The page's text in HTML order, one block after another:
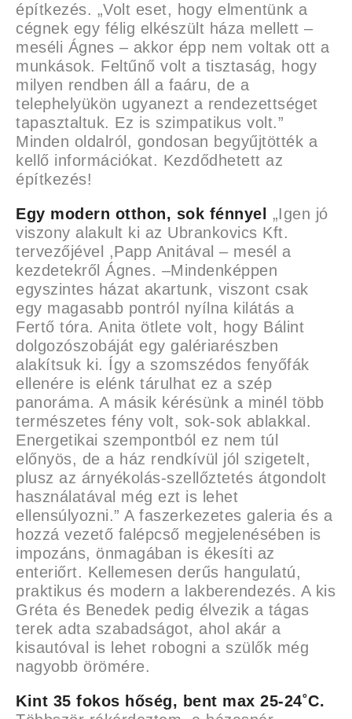
építkezés. „Volt eset, hogy elmentünk a
cégnek egy félig elkészült háza mellett –
meséli Ágnes – akkor épp nem voltak ott a
munkások. Feltűnő volt a tisztaság, hogy
milyen rendben áll a faáru, de a
telephelyükön ugyanezt a rendezettséget
tapasztaltuk. Ez is szimpatikus volt.”
Minden oldalról, gondosan begyűjtötték a
kellő információkat. Kezdődhetett az
építkezés!
Egy modern otthon, sok fénnyel
„Igen jó
viszony alakult ki az Ubrankovics Kft.
tervezőjével ,Papp Anitával – mesél a
kezdetekről Ágnes. –Mindenképpen
egyszintes házat akartunk, viszont csak
egy magasabb pontról nyílna kilátás a
Fertő tóra. Anita ötlete volt, hogy Bálint
dolgozószobáját egy galériarészben
alakítsuk ki. Így a szomszédos fenyőfák
ellenére is elénk tárulhat ez a szép
panoráma. A másik kérésünk a minél több
természetes fény volt, sok-sok ablakkal.
Energetikai szempontból ez nem túl
előnyös, de a ház rendkívül jól szigetelt,
plusz az árnyékolás-szellőztetés átgondolt
használatával még ezt is lehet
ellensúlyozni.” A faszerkezetes galeria és a
hozzá vezető falépcső megjelenésében is
impozáns, önmagában is ékesíti az
enteriőrt. Kellemesen derűs hangulatú,
praktikus és modern a lakberendezés. A kis
Gréta és Benedek pedig élvezik a tágas
terek adta szabadságot, ahol akár a
kisautóval is lehet robogni a szülők még
nagyobb örömére.
Kint 35 fokos hőség, bent max 25-24˚C.